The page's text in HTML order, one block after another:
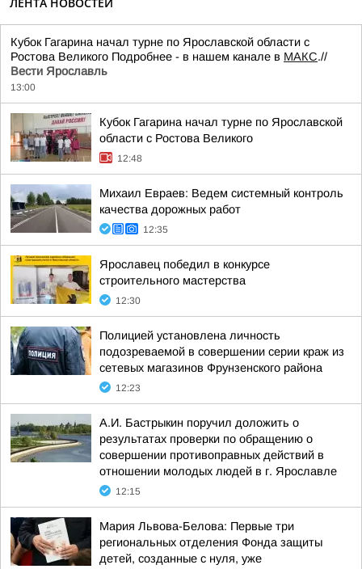
Кубок Гагарина начал турне по Ярославской области с
Ростова Великого Подробнее - в нашем канале в МАКС.//
Вести Ярославль
13:00
Кубок Гагарина начал турне по Ярославской
области с Ростова Великого
12:48
Михаил Евраев: Ведем системный контроль
качества дорожных работ
12:35
Ярославец победил в конкурсе
строительного мастерства
12:30
Полицией установлена личность
подозреваемой в совершении серии краж из
сетевых магазинов Фрунзенского района
12:23
А.И. Бастрыкин поручил доложить о
результатах проверки по обращению о
совершении противоправных действий в
отношении молодых людей в г. Ярославле
12:15
Мария Львова-Белова: Первые три
региональных отделения Фонда защиты
детей, созданные с нуля, уже